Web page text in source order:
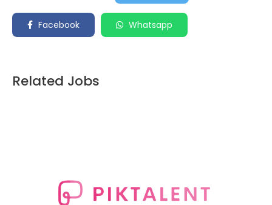
Facebook Whatsapp
Related Jobs